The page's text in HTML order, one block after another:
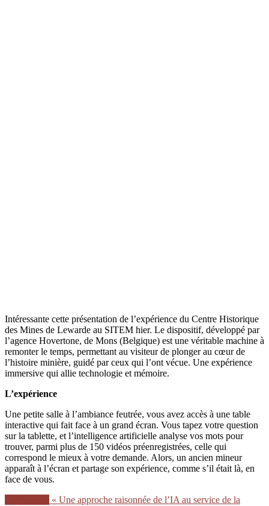
Intéressante cette présentation de l’expérience du Centre Historique
des Mines de Lewarde au SITEM hier. Le dispositif, développé par
l’agence Hovertone, de Mons (Belgique) est une véritable machine à
remonter le temps, permettant au visiteur de plonger au cœur de
l’histoire minière, guidé par ceux qui l’ont vécue. Une expérience
immersive qui allie technologie et mémoire.
L’expérience
Une petite salle à l’ambiance feutrée, vous avez accès à une table
interactive qui fait face à un grand écran. Vous tapez votre question
sur la tablette, et l’intelligence artificielle analyse vos mots pour
trouver, parmi plus de 150 vidéos préenregistrées, celle qui
correspond le mieux à votre demande. Alors, un ancien mineur
apparaît à l’écran et partage son expérience, comme s’il était là, en
face de vous.
« Une approche raisonnée de l’IA au service de la